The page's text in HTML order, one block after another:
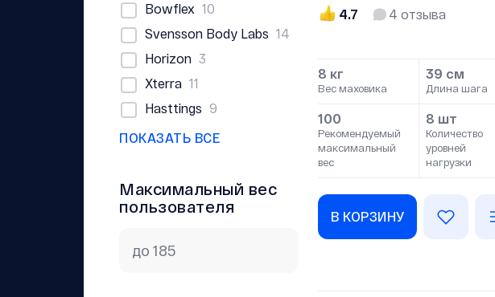
Bowflex 10
Svensson Body Labs 14
Horizon 3
Xterra 11
Hasttings 9
ПОКАЗАТЬ ВСЕ
Максимальный вес
пользователя
4.7 4 отзыва
8 кг
Вес маховика
39 см
Длина шага
100
Рекомендуемый
максимальный
вес
8 шт
Количество
уровней
нагрузки
В КОРЗИНУ